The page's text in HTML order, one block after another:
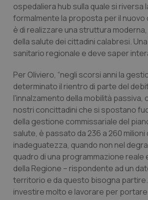
ospedaliera hub sulla quale si
formalmente la proposta per il
è di realizzare una struttura
della salute dei cittadini calabresi.
sanitario regionale e deve saper
Per Oliviero, “negli scorsi anni la
determinato il rientro di parte del
l'innalzamento della mobilità
nostri concittadini che si spostano
della gestione commissariale del
salute, è passato da 236 a 260
inadeguatezza, quando non nel
quadro di una programmazione
della Regione – rispondente ad un
territorio e da questo bisogna
investire molto e lavorare per